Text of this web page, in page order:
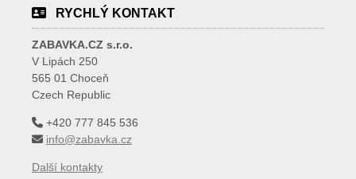
RYCHLÝ KONTAKT
ZABAVKA.CZ s.r.o.
V Lipách 250
565 01 Choceň
Czech Republic
+420 777 845 536
info@zabavka.cz
Další kontakty